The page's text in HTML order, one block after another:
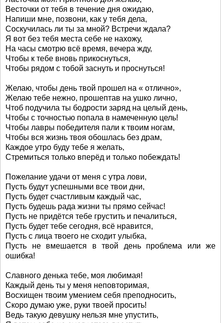
Весточки от тебя в течение дня ожидаю,
Напиши мне, позвони, как у тебя дела,
Соскучилась ли ты за мной? Встречи ждала?
Я вот без тебя места себе не нахожу,
На часы смотрю всё время, вечера жду,
Чтобы к тебе вновь прикоснуться,
Чтобы рядом с тобой заснуть и проснуться!
Желаю, чтобы день твой прошел на « отлично»,
Желаю тебе нежно, прошептав на ушко лично,
Чтоб подучила ты бодрости заряд на целый день,
Чтобы с точностью попала в намеченную цель!
Чтобы лавры победителя пали к твоим ногам,
Чтобы вся жизнь твоя обошлась без драм,
Каждое утро буду тебе я желать,
Стремиться только вперёд и только побеждать!
Пожелание удачи от меня с утра лови,
Пусть будут успешными все твои дни,
Пусть будет счастливым каждый час,
Пусть будешь рада жизни ты прямо сейчас!
Пусть не придётся тебе грустить и печалиться,
Пусть будет тебе сегодня, всё нравится,
Пусть с лица твоего не сходит улыбка,
Пусть не вмешается в твой день проблема или же
ошибка!
Славного денька тебе, моя любимая!
Каждый день ты у меня неповторимая,
Восхищен твоим умением себя преподносить,
Скоро думаю уже, руки твоей просить!
Ведь такую девушку нельзя мне упустить,